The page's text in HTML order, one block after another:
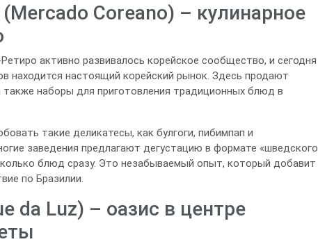
Coreano) – кулинарное
активно развивалось корейское сообщество, и сегодня
находится настоящий корейский рынок. Здесь продают
наборы для приготовления традиционных блюд в
такие деликатесы, как булгоги, пибимпап и
заведения предлагают дегустацию в формате «шведского
блюд сразу. Это незабываемый опыт, который добавит
по Бразилии.
da Luz) – оазис в центре